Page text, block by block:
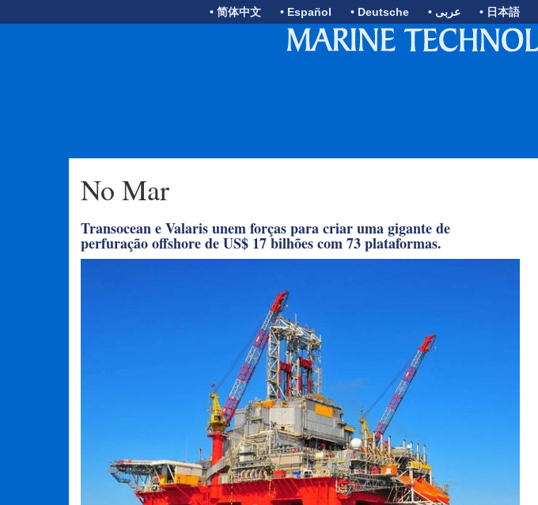
• 简体中文 • Español • Deutsche • عربى • 日本語
No Mar
Transocean e Valaris unem forças para criar uma gigante de
perfuração offshore de US$ 17 bilhões com 73 plataformas.